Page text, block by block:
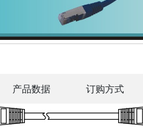
产品数据 订购方式